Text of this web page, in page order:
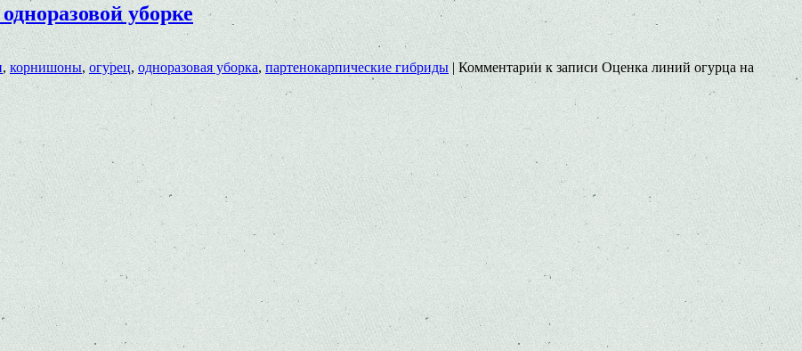
уборке
, корнишоны,огурец, одноразовая уборка, партенокарпические гибриды | Комментариик записи Оценка линий огурца на